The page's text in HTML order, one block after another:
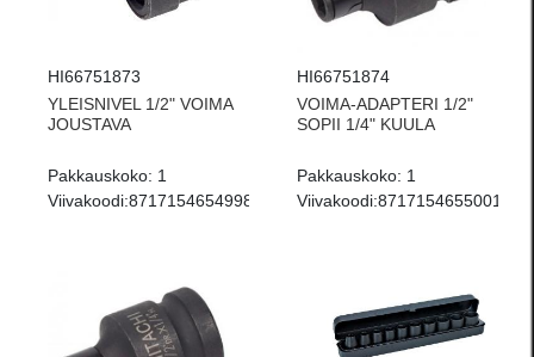
HI66751873
YLEISNIVEL 1/2" VOIMA
JOUSTAVA
Pakkauskoko: 1
Viivakoodi:8717154654998
HI66751874
VOIMA-ADAPTERI 1/2"
SOPII 1/4" KUULA
Pakkauskoko: 1
Viivakoodi:8717154655001